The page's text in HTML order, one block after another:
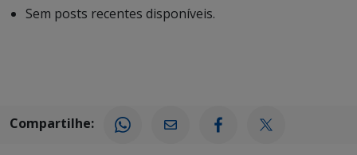
Sem posts recentes disponíveis.
Compartilhe: